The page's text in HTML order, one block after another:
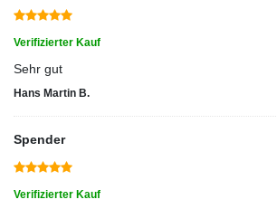
Verifizierter Kauf
Sehr gut
Hans Martin B.
Spender
Verifizierter Kauf